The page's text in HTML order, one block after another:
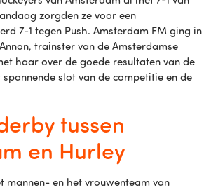
zorgden ze voor een
7-1 tegen Push. Amsterdam FM ging in
trainster van de Amsterdamse
haar over de goede resultaten van de
slot van de competitie en de
tussen
en Hurley
mannen- en het vrouwenteam van